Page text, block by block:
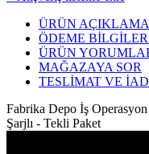
ÜRÜN
ÖDEME
ÜRÜN
MAĞAZAYA SOR
TESLİMAT VE
Fabrika Depo İş
Şarjlı - Tekli Paket